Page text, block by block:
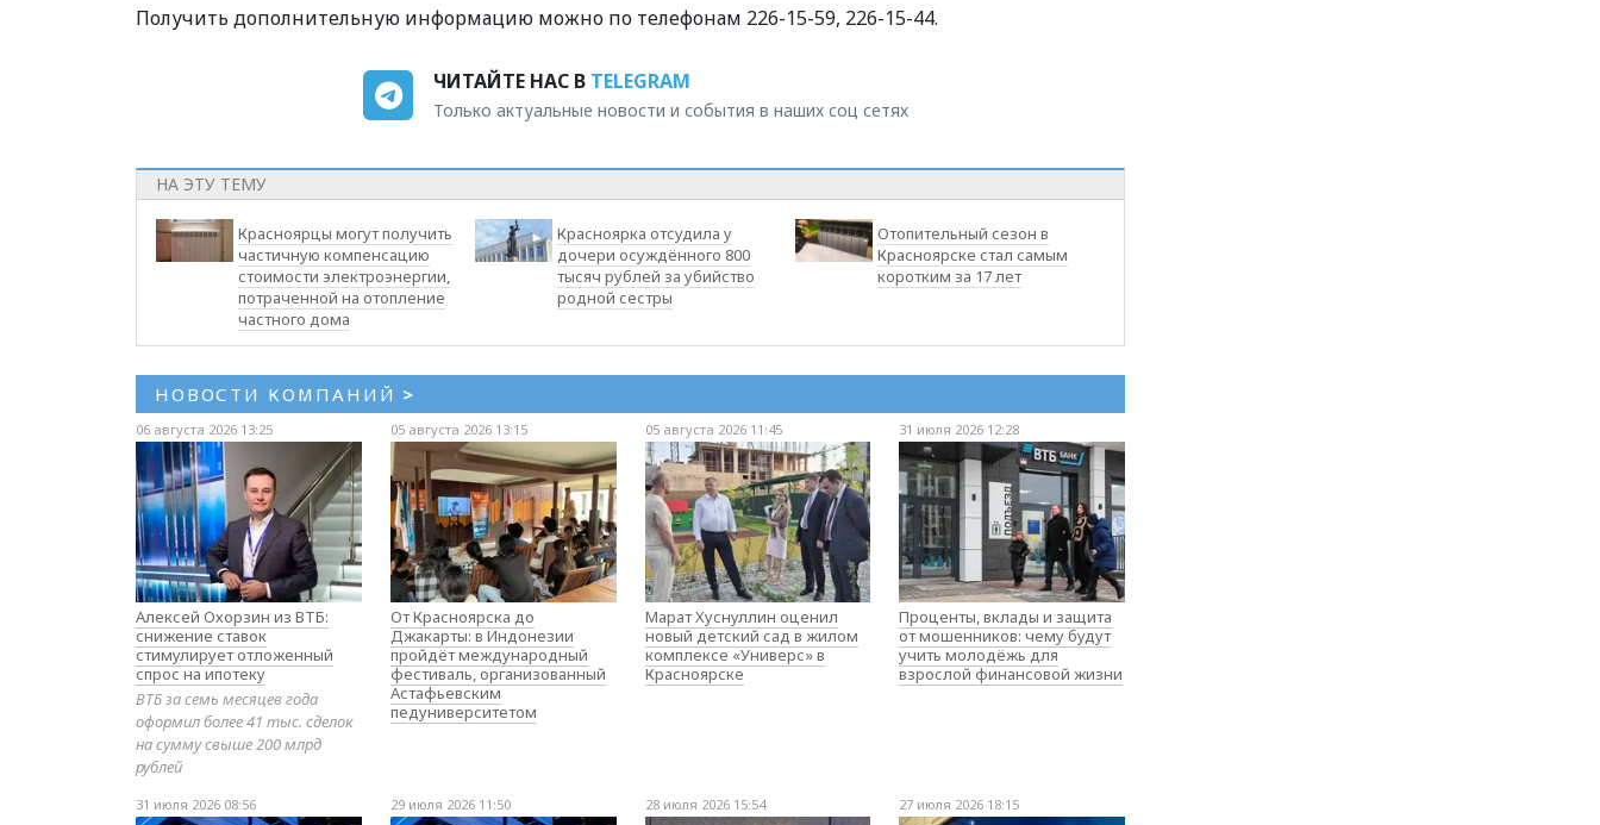
Получить дополнительную информацию можно по телефонам 226-15-59, 226-15-44.
ЧИТАЙТЕ НАС В TELEGRAM
Только актуальные новости и события в наших соц сетях
НА ЭТУ ТЕМУ
Красноярцы могут получить
частичную компенсацию
стоимости электроэнергии,
потраченной на отопление
частного дома
Красноярка отсудила у
дочери осуждённого 800
тысяч рублей за убийство
родной сестры
Отопительный сезон в
Красноярске стал самым
коротким за 17 лет
НОВОСТИ КОМПАНИЙ >
06 августа 2026 13:25
Алексей Охорзин из ВТБ:
снижение ставок
стимулирует отложенный
спрос на ипотеку
ВТБ за семь месяцев года
оформил более 41 тыс. сделок
на сумму свыше 200 млрд
рублей
05 августа 2026 13:15
От Красноярска до
Джакарты: в Индонезии
пройдёт международный
фестиваль, организованный
Астафьевским
педуниверситетом
05 августа 2026 11:45
Марат Хуснуллин оценил
новый детский сад в жилом
комплексе «Универс» в
Красноярске
31 июля 2026 12:28
Проценты, вклады и защита
от мошенников: чему будут
учить молодёжь для
взрослой финансовой жизни
31 июля 2026 08:56 29 июля 2026 11:50 28 июля 2026 15:54 27 июля 2026 18:15